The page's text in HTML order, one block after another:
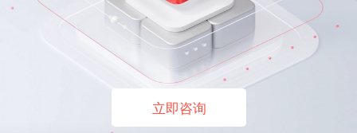
立即咨询